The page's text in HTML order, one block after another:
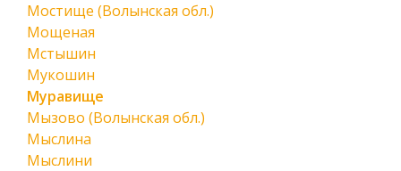
Мостище (Волынская обл.)
Мощеная
Мстышин
Мукошин
Муравище
Мызово (Волынская обл.)
Мыслина
Мыслини